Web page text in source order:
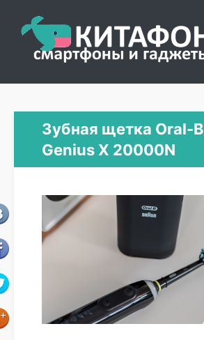
Зубная щетка Oral-B
Genius X 20000N